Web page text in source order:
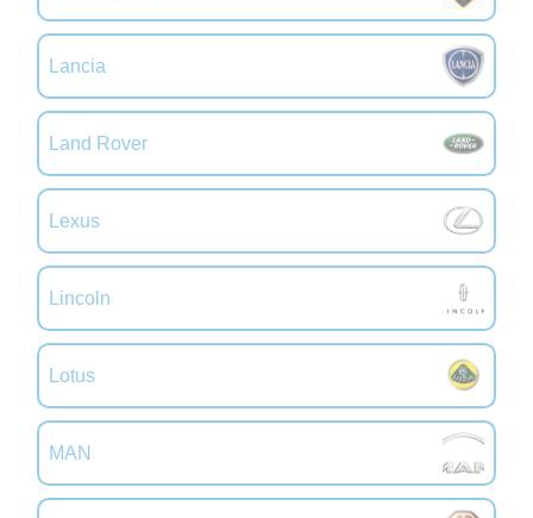
Lancia
Land Rover
Lexus
Lincoln
Lotus
MAN